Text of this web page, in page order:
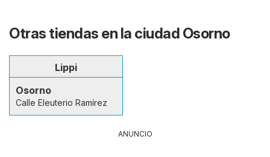
Otras tiendas en la ciudad Osorno
Lippi
Osorno
Calle Eleuterio Ramírez
ANUNCIO